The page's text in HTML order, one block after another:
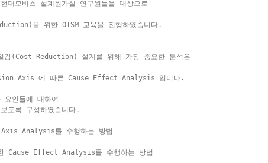
대모비스 설계원가실 연구원들을 대상으로
을 위한 OTSM 교육을 진행하였습니다.
감(Cost Reduction) 설계를 위해 가장 중요한 분석은
Axis 에 따른 Cause Effect Analysis 입니다.
인들에 대하여
도록 구성하였습니다.
Analysis를 수행하는 방법
Cause Effect Analysis를 수행하는 방법